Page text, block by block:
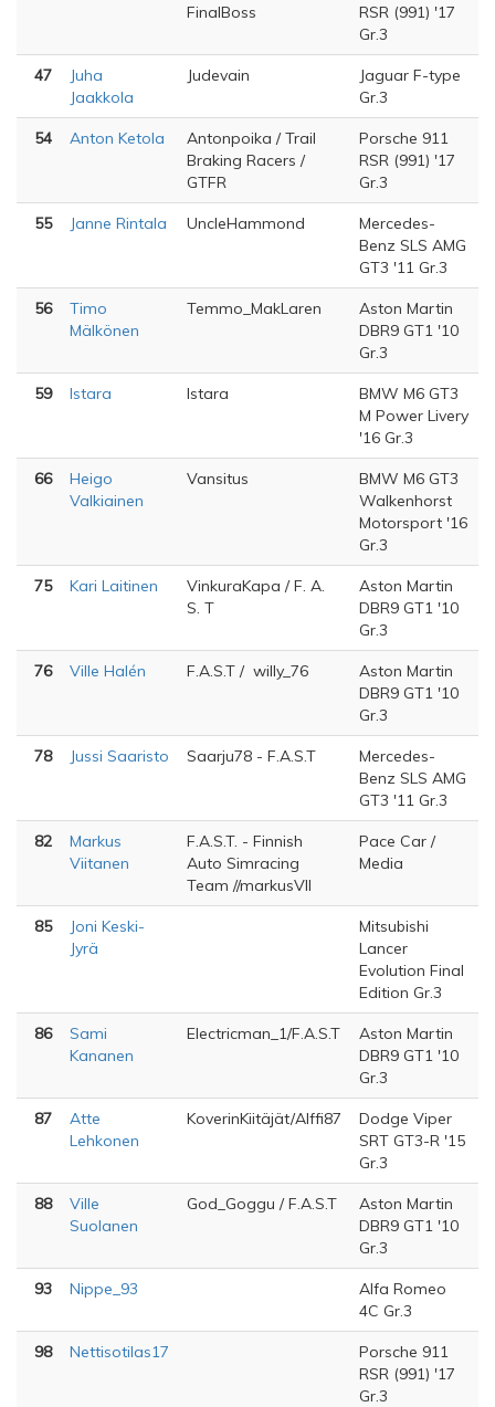
FinalBoss
RSR (991) '17
Gr.3
47
Juha
Jaakkola
Judevain
Jaguar F-type
Gr.3
54 Anton Ketola
Antonpoika / Trail
Braking Racers /
GTFR
Porsche 911
RSR (991) '17
Gr.3
55 Janne Rintala UncleHammond
Mercedes-
Benz SLS AMG
GT3 '11 Gr.3
56
Timo
Mälkönen
Temmo_MakLaren
Aston Martin
DBR9 GT1 '10
Gr.3
59 lstara lstara
BMW M6 GT3
M Power Livery
'16 Gr.3
66
Heigo
Valkiainen
Vansitus
BMW M6 GT3
Walkenhorst
Motorsport '16
Gr.3
75 Kari Laitinen
VinkuraKapa / F. A.
S. T
Aston Martin
DBR9 GT1 '10
Gr.3
76 Ville Halén F.A.S.T / willy_76
Aston Martin
DBR9 GT1 '10
Gr.3
78 Jussi Saaristo Saarju78 - F.A.S.T
Mercedes-
Benz SLS AMG
GT3 '11 Gr.3
82
Markus
Viitanen
F.A.S.T. - Finnish
Auto Simracing
Team //markusVII
Pace Car /
Media
85
Joni Keski-
Jyrä
Mitsubishi
Lancer
Evolution Final
Edition Gr.3
86
Sami
Kananen
Electricman_1/F.A.S.T
Aston Martin
DBR9 GT1 '10
Gr.3
87
Atte
Lehkonen
KoverinKiitäjät/Alffi87
Dodge Viper
SRT GT3-R '15
Gr.3
88
Ville
Suolanen
God_Goggu / F.A.S.T
Aston Martin
DBR9 GT1 '10
Gr.3
93 Nippe_93
Alfa Romeo
4C Gr.3
98 Nettisotilas17
Porsche 911
RSR (991) '17
Gr.3